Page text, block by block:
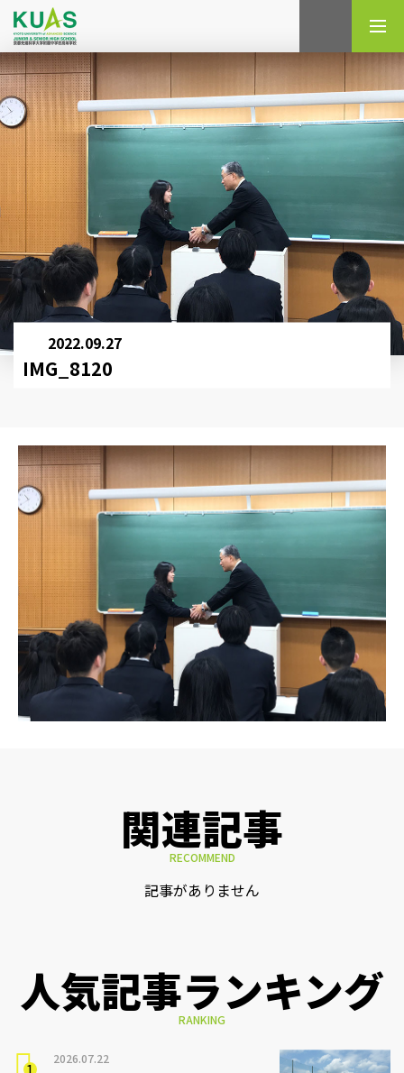
検索
2022.09.27
IMG_8120
関連記事
RECOMMEND
記事がありません
人気記事ランキング
RANKING
2026.07.22